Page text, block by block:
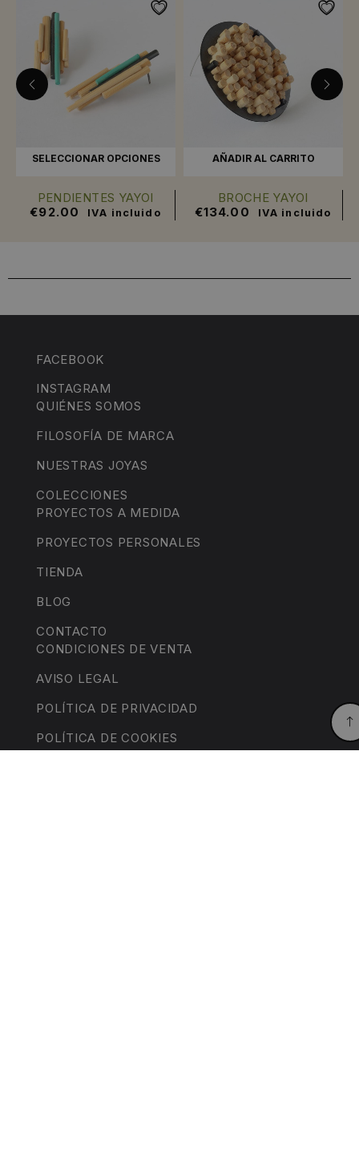
SELECCIONAR OPCIONES
PENDIENTES YAYOI
€92.00 IVA incluido
AÑADIR AL CARRITO
BROCHE YAYOI
€134.00 IVA incluido
FACEBOOK
INSTAGRAM
QUIÉNES SOMOS
FILOSOFÍA DE MARCA
NUESTRAS JOYAS
COLECCIONES
PROYECTOS A MEDIDA
PROYECTOS PERSONALES
TIENDA
BLOG
CONTACTO
CONDICIONES DE VENTA
AVISO LEGAL
POLÍTICA DE PRIVACIDAD
POLÍTICA DE COOKIES